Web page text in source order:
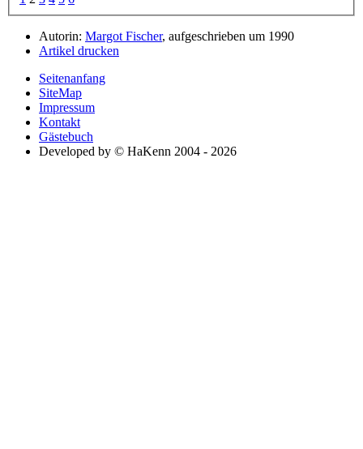
Autorin: Margot Fischer, aufgeschrieben um 1990
Artikel drucken
Seitenanfang
SiteMap
Impressum
Kontakt
Gästebuch
Developed by © HaKenn 2004 - 2026